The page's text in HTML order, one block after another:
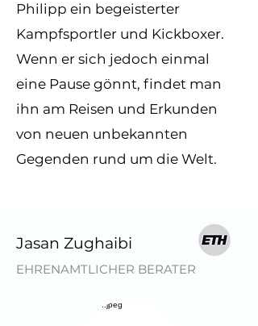
Philipp ein begeisterter
Kampfsportler und Kickboxer.
Wenn er sich jedoch einmal
eine Pause gönnt, findet man
ihn am Reisen und Erkunden
von neuen unbekannten
Gegenden rund um die Welt.
Jasan Zughaibi
EHRENAMTLICHER BERATER